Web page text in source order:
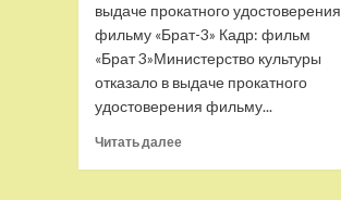
выдаче прокатного удостоверения
фильму «Брат-3» Кадр: фильм
«Брат 3»Министерство культуры
отказало в выдаче прокатного
удостоверения фильму...
Читать далееПрочитать